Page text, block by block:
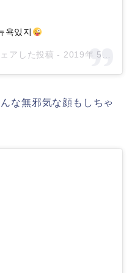
욕있지
アした投稿 - 2019年 5月月8日午後7時06分PDT
な無邪気な顔もしちゃ